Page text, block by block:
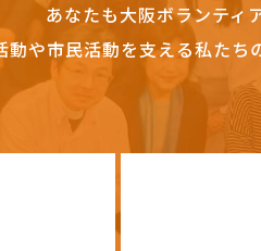
あなたも大阪ボランティ
動や市民活動を支える私たち